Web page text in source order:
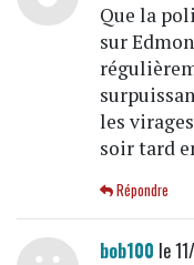
Que la
sur
les
soir tard
Répondre
bob100 le